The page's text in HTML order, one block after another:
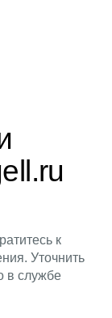
к
Уточнить
в службе